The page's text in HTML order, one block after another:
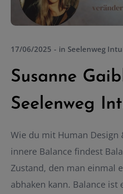
17/06/2025 in Seelenweg
Susanne
Seelenweg
Wie du mit Human Design
innere Balance findest
Zustand, den man einmal
abhaken kann. Balance ist